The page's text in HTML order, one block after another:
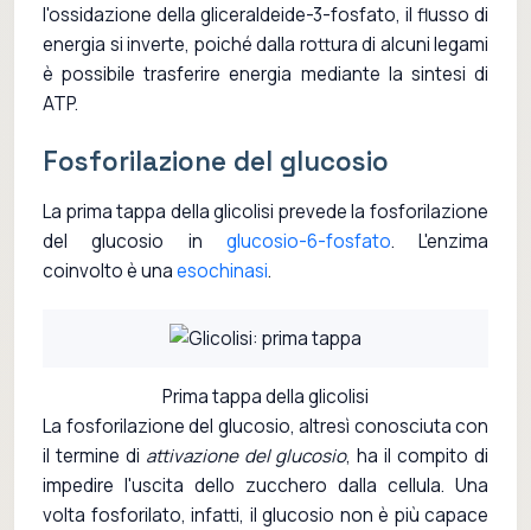
l'ossidazione della gliceraldeide-3-fosfato, il flusso di
energia si inverte, poiché dalla rottura di alcuni legami
è possibile trasferire energia mediante la sintesi di
ATP.
Fosforilazione del glucosio
La prima tappa della glicolisi prevede la fosforilazione
del glucosio in glucosio-6-fosfato. L'enzima
coinvolto è unaesochinasi.
Prima tappa della glicolisi
La fosforilazione del glucosio, altresì conosciuta con
il termine di attivazione del glucosio, ha il compito di
impedire l'uscita dello zucchero dalla cellula. Una
volta fosforilato, infatti, il glucosio non è più capace